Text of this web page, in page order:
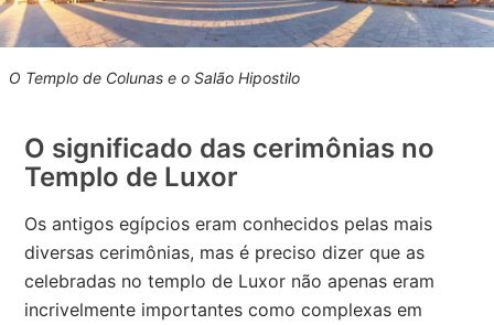
O Templo de Colunas e o Salão Hipostilo
O significado das cerimônias no
Templo de Luxor
Os antigos egípcios eram conhecidos pelas mais
diversas cerimônias, mas é preciso dizer que as
celebradas no templo de Luxor não apenas eram
incrivelmente importantes como complexas em